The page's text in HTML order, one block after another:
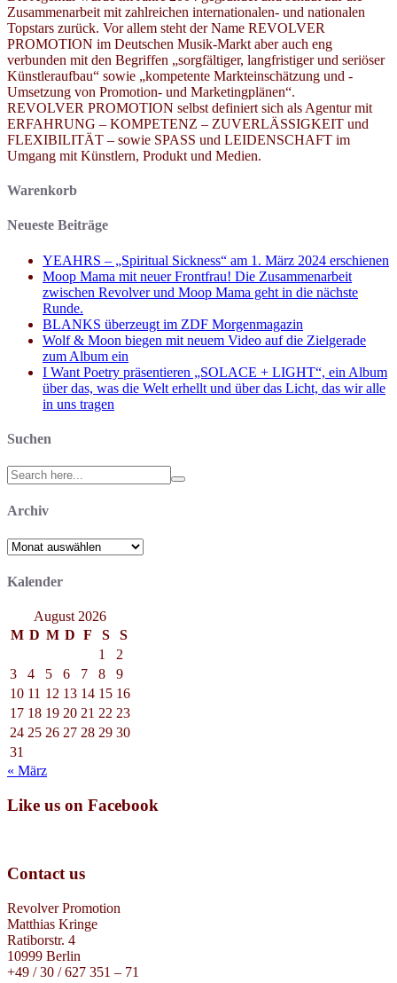
Zusammenarbeit mit zahlreichen internationalen- und nationalen
Topstars zurück. Vor allem steht der Name REVOLVER
PROMOTION im Deutschen Musik-Markt aber auch eng
verbunden mit den Begriffen „sorgfältiger, langfristiger und seriöser
Künstleraufbau“ sowie „kompetente Markteinschätzung und -
Umsetzung von Promotion- und Marketingplänen“.
REVOLVER PROMOTION selbst definiert sich als Agentur mit
ERFAHRUNG – KOMPETENZ – ZUVERLÄSSIGKEIT und
FLEXIBILITÄT – sowie SPASS und LEIDENSCHAFT im
Umgang mit Künstlern, Produkt und Medien.
Warenkorb
Neueste Beiträge
YEAHRS – „Spiritual Sickness“ am 1. März 2024 erschienen
Moop Mama mit neuer Frontfrau! Die Zusammenarbeit
zwischen Revolver und Moop Mama geht in die nächste
Runde.
BLANKS überzeugt im ZDF Morgenmagazin
Wolf & Moon biegen mit neuem Video auf die Zielgerade
zum Album ein
I Want Poetry präsentieren „SOLACE + LIGHT“, ein Album
über das, was die Welt erhellt und über das Licht, das wir alle
in uns tragen
Suchen
Search
for:
Archiv
Archiv
Kalender
August 2026
M D M D F S
S
1
2
3
4 5 6 7 8
9
10 11 12 13 14 15 16
17 18 19 20 21 22 23
24 25 26 27 28 29 30
31
« März
Like us on Facebook
Contact us
Revolver Promotion
Matthias Kringe
Ratiborstr. 4
10999 Berlin
+49 / 30 / 627 351 – 71